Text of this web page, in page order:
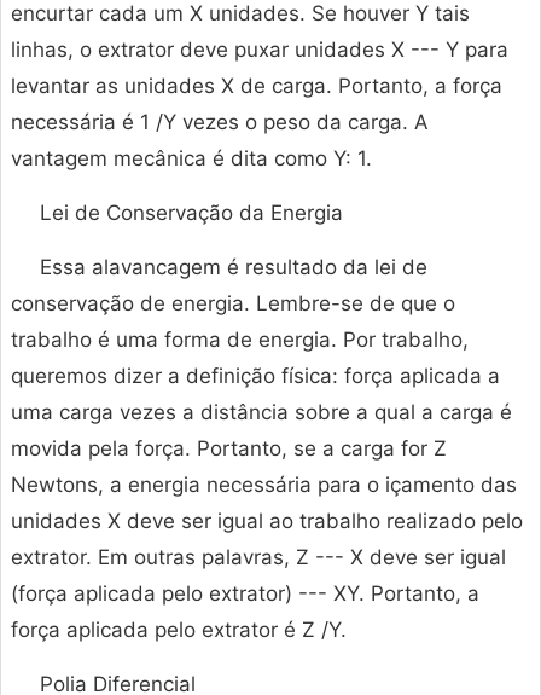
encurtar cada um X unidades. Se houver Y tais
linhas, o extrator deve puxar unidades X --- Y para
levantar as unidades X de carga. Portanto, a força
necessária é 1 /Y vezes o peso da carga. A
vantagem mecânica é dita como Y: 1.
Lei de Conservação da Energia
Essa alavancagem é resultado da lei de
conservação de energia. Lembre-se de que o
trabalho é uma forma de energia. Por trabalho,
queremos dizer a definição física: força aplicada a
uma carga vezes a distância sobre a qual a carga é
movida pela força. Portanto, se a carga for Z
Newtons, a energia necessária para o içamento das
unidades X deve ser igual ao trabalho realizado pelo
extrator. Em outras palavras, Z --- X deve ser igual
(força aplicada pelo extrator) --- XY. Portanto, a
força aplicada pelo extrator é Z /Y.
Polia Diferencial